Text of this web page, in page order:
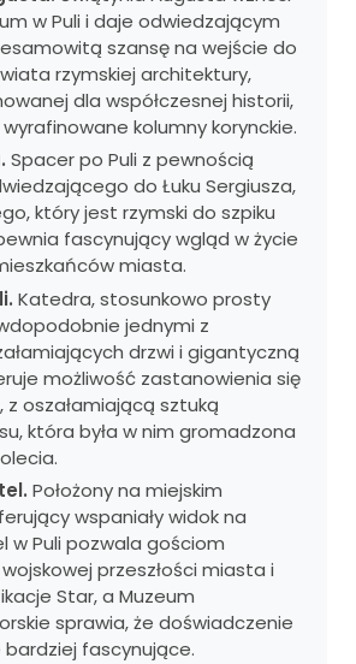
w Puli i daje odwiedzającym
szansę na wejście do
rzymskiej architektury,
dla współczesnej historii,
kolumny korynckie.
Spacer po Puli z pewnością
do Łuku Sergiusza,
który jest rzymski do szpiku
fascynujący wgląd w życie
miasta.
Katedra, stosunkowo prosty
jednymi z
drzwi i gigantyczną
możliwość zastanowienia się
oszałamiającą sztuką
która była w nim gromadzona
Położony na miejskim
wspaniały widok na
w Puli pozwala gościom
przeszłości miasta i
Star, a Muzeum
sprawia, że ​​doświadczenie
fascynujące.